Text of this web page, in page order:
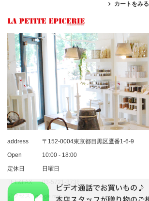
カートをみる
address
〒152-0004東京都目黒区鷹番1-6-9
Open
10:00 - 18:00
定休日
日曜日
TEL&FAX
03-5721-3738
アクセス google map >